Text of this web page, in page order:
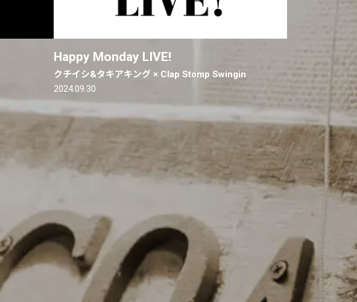
Happy Monday LIVE!
クチイシ&タキアキング × Clap Stomp Swingin
2024.09.30